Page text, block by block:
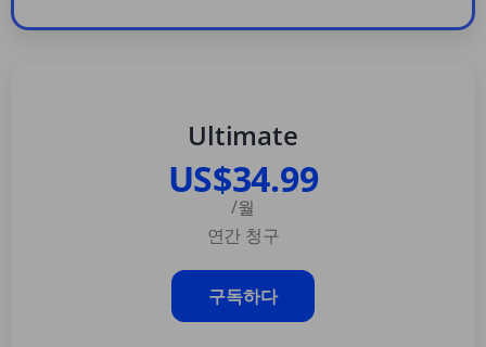
Ultimate
US$34.99
/월
연간 청구
구독하다